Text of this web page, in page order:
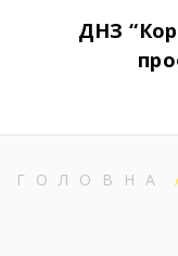
ДНЗ
ГОЛОВНА